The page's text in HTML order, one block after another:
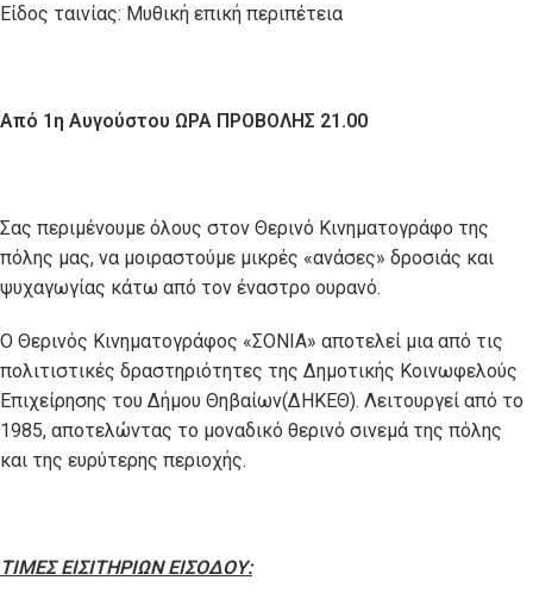
Είδος ταινίας: Μυθική επική περιπέτεια
Από 1η Αυγούστου ΩΡΑ ΠΡΟΒΟΛΗΣ 21.00
Σας περιμένουμε όλους στον Θερινό Κινηματογράφο της
πόλης μας, να μοιραστούμε μικρές «ανάσες» δροσιάς και
ψυχαγωγίας κάτω από τον έναστρο ουρανό.
Ο Θερινός Κινηματογράφος «ΣΟΝΙΑ» αποτελεί μια από τις
πολιτιστικές δραστηριότητες της Δημοτικής Κοινωφελούς
Επιχείρησης του Δήμου Θηβαίων(ΔΗΚΕΘ). Λειτουργεί από το
1985, αποτελώντας το μοναδικό θερινό σινεμά της πόλης
και της ευρύτερης περιοχής.
ΤΙΜΕΣ ΕΙΣΙΤΗΡΙΩΝ ΕΙΣΟΔΟΥ: